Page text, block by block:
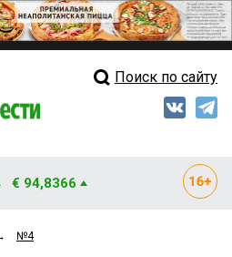
Свежий выпускПоиск по сайту
€ 94,8366
№4